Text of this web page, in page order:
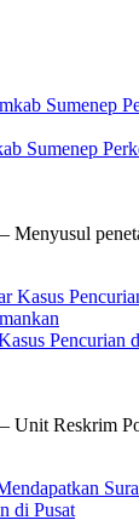
Sumenep
Pencurian
Unit Reskrim